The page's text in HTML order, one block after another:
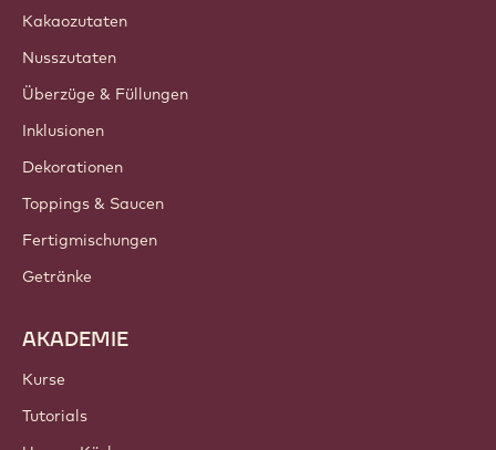
Kakaozutaten
Nusszutaten
Überzüge & Füllungen
Inklusionen
Dekorationen
Toppings & Saucen
Fertigmischungen
Getränke
AKADEMIE
Kurse
Tutorials